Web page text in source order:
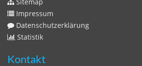
Impressum
Datenschutzerklärung
Statistik
Kontakt